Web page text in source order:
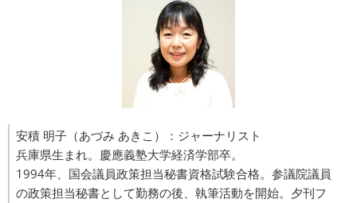
安積 明子（あづみ あきこ）：ジャーナリスト
兵庫県生まれ。慶應義塾大学経済学部卒。
1994年、国会議員政策担当秘書資格試験合格。参議院議員
の政策担当秘書として勤務の後、執筆活動を開始。夕刊フ